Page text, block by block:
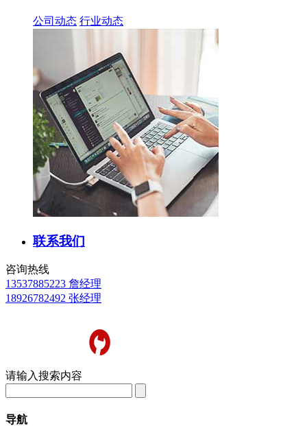
公司动态 行业动态
联系我们
咨询热线
13537885223 詹经理
18926782492 张经理
请输入搜索内容
导航